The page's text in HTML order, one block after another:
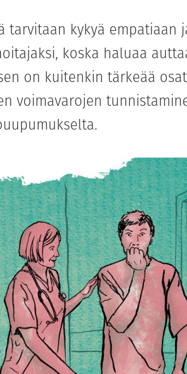
tarvitaan kykyä empatiaan
koska haluaa
on kuitenkin tärkeää
voimavarojen